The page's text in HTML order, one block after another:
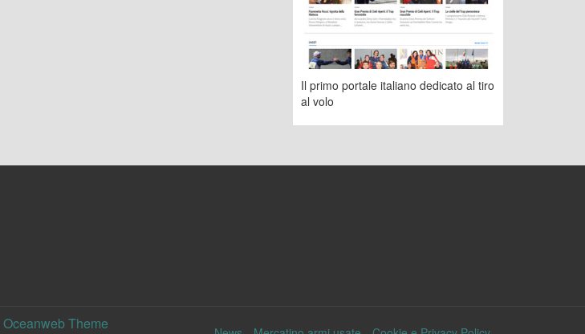
Il primo portale italiano dedicato al tiro
al volo
Oceanweb Theme